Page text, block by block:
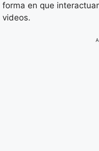
forma en que
videos.